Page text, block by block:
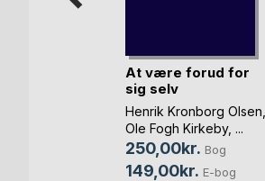
At være forud for
sig selv
Henrik Kronborg Olsen
Ole Fogh Kirkeby, ...
250,00kr. Bog
149,00kr. E-bog